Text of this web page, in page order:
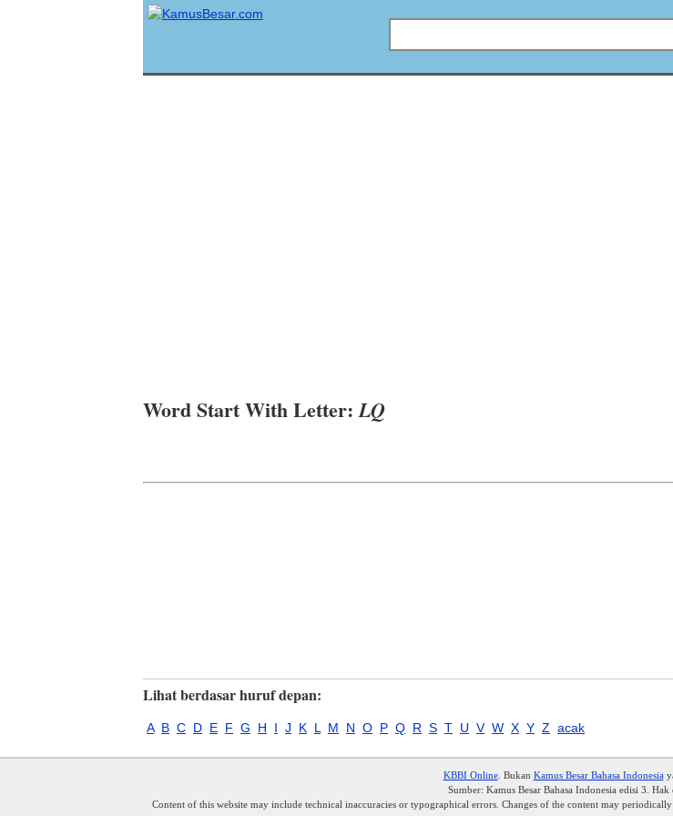
Word Start With Letter:LQ
Lihat berdasar huruf depan:
A B C D E F G H I J K L M N O P Q R S T U V W X Y Z acak
KBBI Online. Bukan Kamus Besar Bahasa Indonesia
Sumber: Kamus Besar Bahasa Indonesia edisi 3. Hak
Content of this website may include technical inaccuracies or typographical errors. Changes of the content may